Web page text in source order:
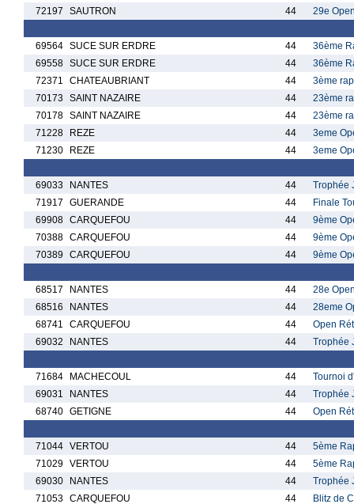
72197
SAUTRON 44 29e
69564 SUCE SUR ERDRE 44
36ème
69558 SUCE SUR ERDRE 44
36ème
72371
CHATEAUBRIANT 44
3ème
70173
SAINT NAZAIRE 44
23ème
70178 SAINT NAZAIRE 44
23ème
71228
REZE 44
3eme
71230
REZE 44 3eme
69033 NANTES 44
Trophée
71917
GUERANDE 44
Finale
69908 CARQUEFOU 44
9ème
70388 CARQUEFOU 44
9ème
70389
CARQUEFOU 44 9ème
68517 NANTES 44
28e
68516
NANTES 44
28eme
68741
CARQUEFOU 44
Open
69032
NANTES 44 Trophée
71684 MACHECOUL 44
Tournoi
69031
NANTES 44
Trophée
68740 GETIGNE 44 Open
71044 VERTOU 44
5ème
71029 VERTOU 44
5ème
69030
NANTES 44
Trophée
71053 CARQUEFOU 44 Blitz de